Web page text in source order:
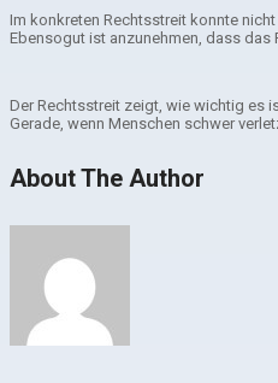
Im konkreten Rechtsstreit konnte
Ebensogut ist anzunehmen, dass das
Der Rechtsstreit zeigt, wie wichtig es
Gerade, wenn Menschen schwer
About The Author